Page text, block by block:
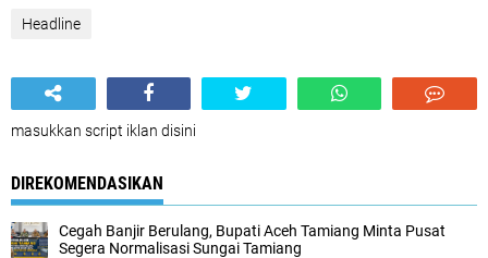
Headline
masukkan script iklan disini
DIREKOMENDASIKAN
Cegah Banjir Berulang, Bupati Aceh Tamiang Minta Pusat
Segera Normalisasi Sungai Tamiang